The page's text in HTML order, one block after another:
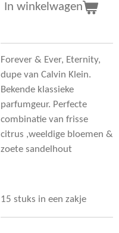
In winkelwagen
Forever & Ever, Eternity,
dupe van Calvin Klein.
Bekende klassieke
parfumgeur. Perfecte
combinatie van frisse
citrus ,weeldige bloemen &
zoete sandelhout
15 stuks in een zakje